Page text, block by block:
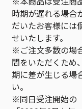
時期が遅れる場合
だいたお客様には
せいたします。
※ご注文多数の場
間をいただくため
期に差が生じる場
い。
※同日受注開始の